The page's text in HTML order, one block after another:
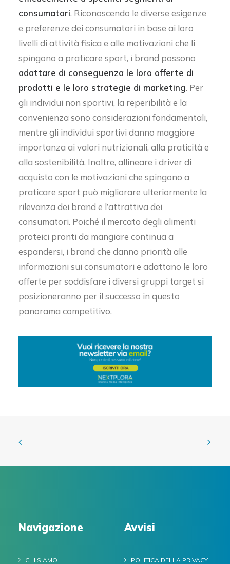
consumatori. Riconoscendo le diverse esigenze
e preferenze dei consumatori in base ai loro
livelli di attività fisica e alle motivazioni che li
spingono a praticare sport, i brand possono
adattare di conseguenza le loro offerte di
prodotti e le loro strategie di marketing. Per
gli individui non sportivi, la reperibilità e la
convenienza sono considerazioni fondamentali,
mentre gli individui sportivi danno maggiore
importanza ai valori nutrizionali, alla praticità e
alla sostenibilità. Inoltre, allineare i driver di
acquisto con le motivazioni che spingono a
praticare sport può migliorare ulteriormente la
rilevanza dei brand e l’attrattiva dei
consumatori. Poiché il mercato degli alimenti
proteici pronti da mangiare continua a
espandersi, i brand che danno priorità alle
informazioni sui consumatori e adattano le loro
offerte per soddisfare i diversi gruppi target si
posizioneranno per il successo in questo
panorama competitivo.
Navigazione
CHI SIAMO
Avvisi
POLITICA DELLA PRIVACY